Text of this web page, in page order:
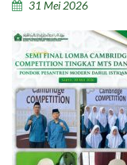
31 Mei 2026